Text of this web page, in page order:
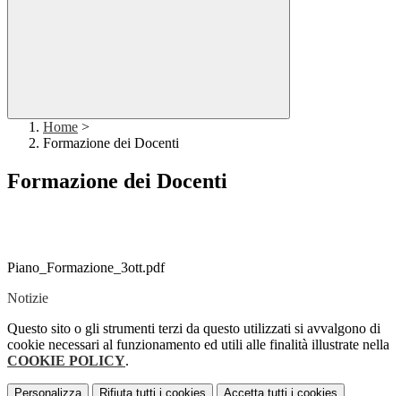
Home >
Formazione dei Docenti
Formazione dei Docenti
Piano_Formazione_3ott.pdf
Notizie
Questo sito o gli strumenti terzi da questo utilizzati si avvalgono di
cookie necessari al funzionamento ed utili alle finalità illustrate nella
COOKIE POLICY.
Personalizza Rifiuta tutti i cookies Accetta tutti i cookies